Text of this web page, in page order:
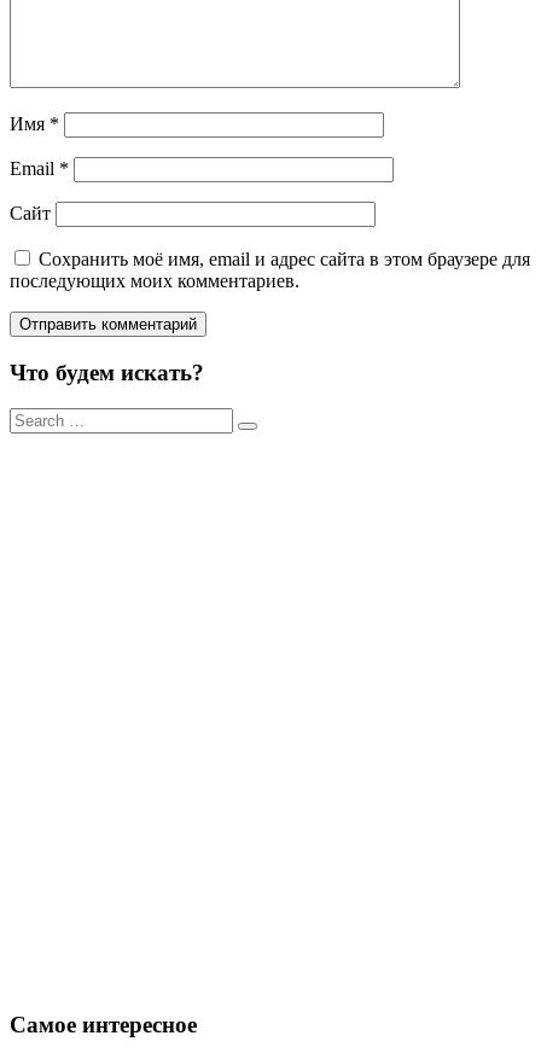
Имя *
Email *
Сайт
Сохранить моё имя, email и адрес сайта в этом браузере для
последующих моих комментариев.
Что будем искать?
Результаты
поиска
Самое интересное